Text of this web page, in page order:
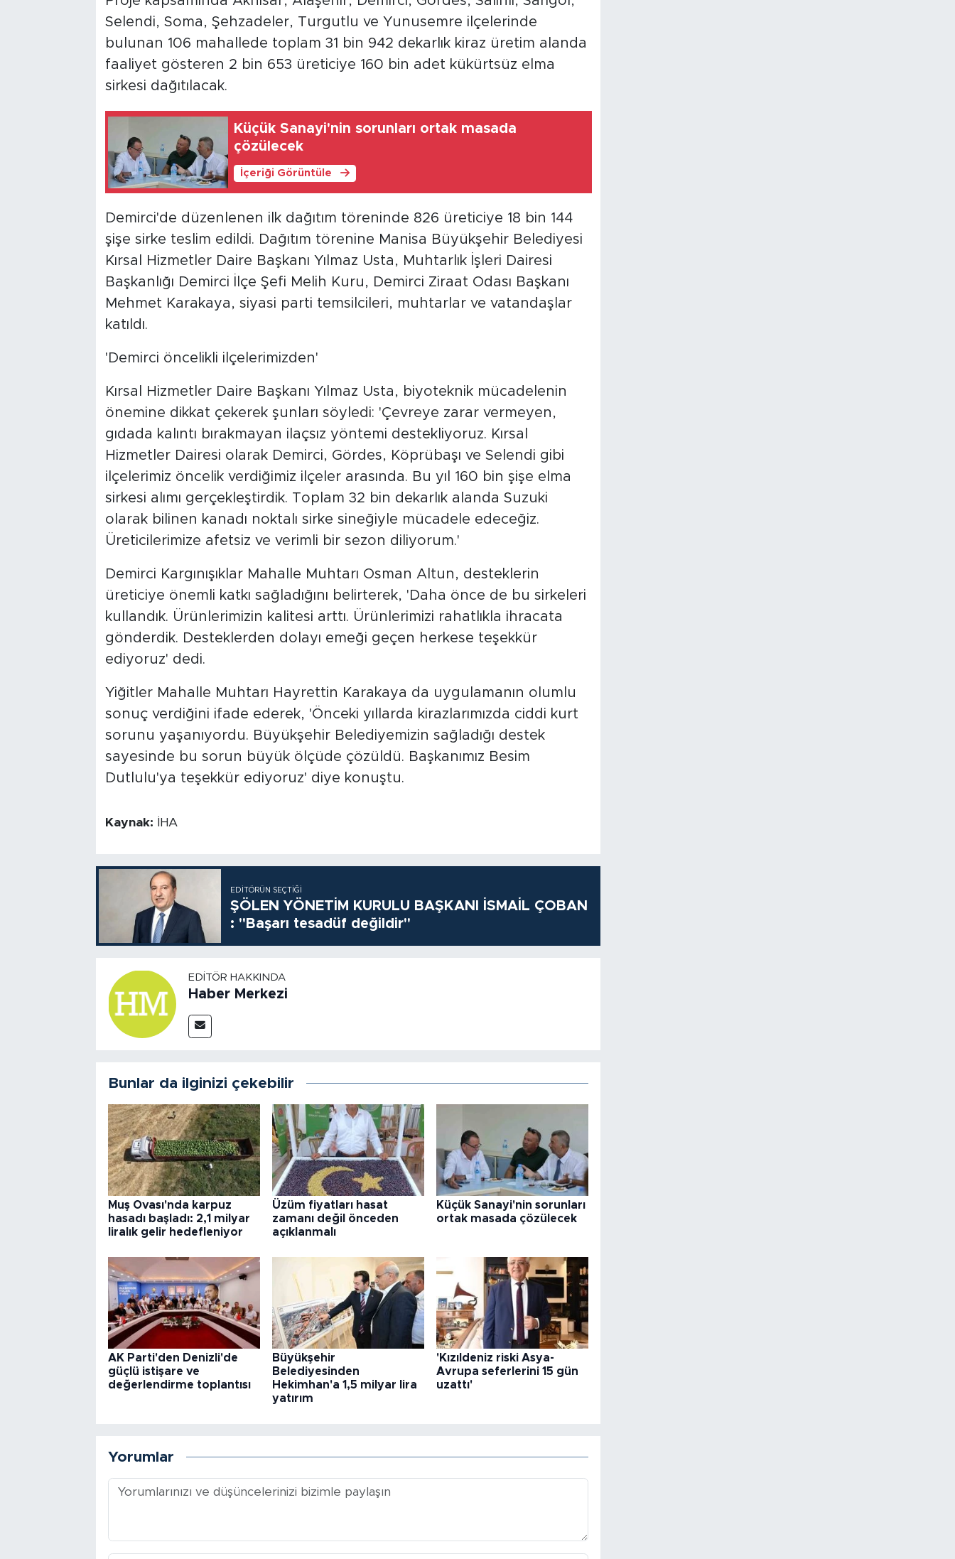
Selendi, Soma, Şehzadeler, Turgutlu ve Yunusemre ilçelerinde
bulunan 106 mahallede toplam 31 bin 942 dekarlık kiraz üretim alanda
faaliyet gösteren 2 bin 653 üreticiye 160 bin adet kükürtsüz elma
sirkesi dağıtılacak.
Küçük Sanayi'nin sorunları ortak masada
çözülecek
İçeriği Görüntüle
Demirci'de düzenlenen ilk dağıtım töreninde 826 üreticiye 18 bin 144
şişe sirke teslim edildi. Dağıtım törenine Manisa Büyükşehir Belediyesi
Kırsal Hizmetler Daire Başkanı Yılmaz Usta, Muhtarlık İşleri Dairesi
Başkanlığı Demirci İlçe Şefi Melih Kuru, Demirci Ziraat Odası Başkanı
Mehmet Karakaya, siyasi parti temsilcileri, muhtarlar ve vatandaşlar
katıldı.
'Demirci öncelikli ilçelerimizden'
Kırsal Hizmetler Daire Başkanı Yılmaz Usta, biyoteknik mücadelenin
önemine dikkat çekerek şunları söyledi: 'Çevreye zarar vermeyen,
gıdada kalıntı bırakmayan ilaçsız yöntemi destekliyoruz. Kırsal
Hizmetler Dairesi olarak Demirci, Gördes, Köprübaşı ve Selendi gibi
ilçelerimiz öncelik verdiğimiz ilçeler arasında. Bu yıl 160 bin şişe elma
sirkesi alımı gerçekleştirdik. Toplam 32 bin dekarlık alanda Suzuki
olarak bilinen kanadı noktalı sirke sineğiyle mücadele edeceğiz.
Üreticilerimize afetsiz ve verimli bir sezon diliyorum.'
Demirci Kargınışıklar Mahalle Muhtarı Osman Altun, desteklerin
üreticiye önemli katkı sağladığını belirterek, 'Daha önce de bu sirkeleri
kullandık. Ürünlerimizin kalitesi arttı. Ürünlerimizi rahatlıkla ihracata
gönderdik. Desteklerden dolayı emeği geçen herkese teşekkür
ediyoruz' dedi.
Yiğitler Mahalle Muhtarı Hayrettin Karakaya da uygulamanın olumlu
sonuç verdiğini ifade ederek, 'Önceki yıllarda kirazlarımızda ciddi kurt
sorunu yaşanıyordu. Büyükşehir Belediyemizin sağladığı destek
sayesinde bu sorun büyük ölçüde çözüldü. Başkanımız Besim
Dutlulu'ya teşekkür ediyoruz' diye konuştu.
Kaynak: İHA
EDITÖRÜN SEÇTIĞI
ŞÖLEN YÖNETİM KURULU BAŞKANI İSMAİL ÇOBAN
: "Başarı tesadüf değildir"
EDITÖR HAKKINDA
Haber Merkezi
Bunlar da ilginizi çekebilir
Muş Ovası'nda karpuz
hasadı başladı: 2,1 milyar
liralık gelir hedefleniyor
Üzüm fiyatları hasat
zamanı değil önceden
açıklanmalı
Küçük Sanayi'nin sorunları
ortak masada çözülecek
AK Parti'den Denizli'de
güçlü istişare ve
değerlendirme toplantısı
Büyükşehir
Belediyesinden
Hekimhan'a 1,5 milyar lira
yatırım
'Kızıldeniz riski Asya-
Avrupa seferlerini 15 gün
uzattı'
Yorumlar